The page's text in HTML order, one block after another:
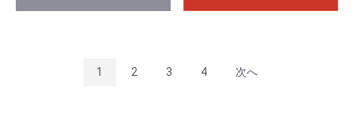
1 2 3 4 次へ